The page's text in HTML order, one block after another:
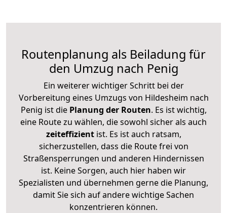
Routenplanung als Beiladung für
den Umzug nach Penig
Ein weiterer wichtiger Schritt bei der
Vorbereitung eines Umzugs von Hildesheim nach
Penig ist diePlanung der Routen. Es ist wichtig,
eine Route zu wählen, die sowohl sicher als auch
zeiteffizientist. Es ist auch ratsam,
sicherzustellen, dass die Route frei von
Straßensperrungen und anderen Hindernissen
ist. Keine Sorgen, auch hier haben wir
Spezialisten und übernehmen gerne die Planung,
damit Sie sich auf andere wichtige Sachen
konzentrieren können.